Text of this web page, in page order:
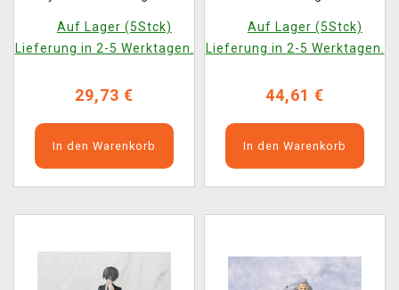
Auf Lager (5Stck)
Lieferung in 2-5 Werktagen.
29,73 €
In den Warenkorb
Michaelis + Ciel
Phantomhive (Sega)
Auf Lager (5Stck)
Lieferung in 2-5 Werktagen.
44,61 €
In den Warenkorb